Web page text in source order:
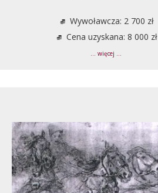
Wywoławcza: 2 700 zł
Cena uzyskana: 8 000 zł
... więcej ...